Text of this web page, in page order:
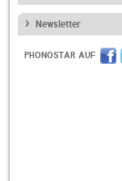
Newsletter
PHONOSTAR AUF